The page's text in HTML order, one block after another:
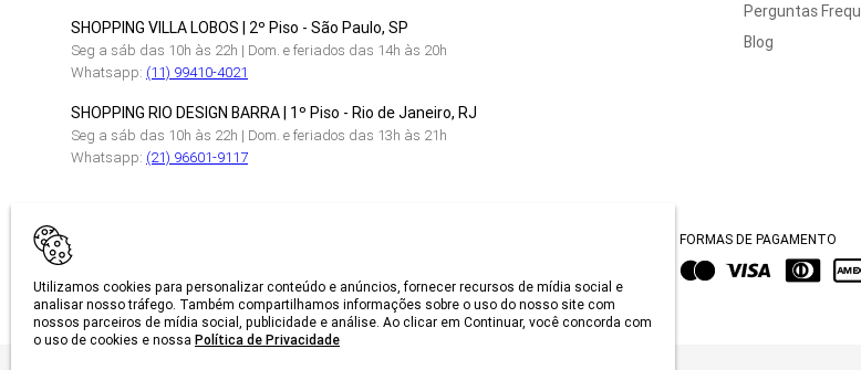
Utilizamos cookies para personalizar conteúdo e anúncios, fornecer recursos de mídia social e
analisar nosso tráfego. Também compartilhamos informações sobre o uso do nosso site com
nossos parceiros de mídia social, publicidade e análise. Ao clicar em Continuar, você concorda com
o uso de cookies e nossa Política de Privacidade
SHOPPING VILLA LOBOS | 2º Piso - São Paulo, SP
Seg a sáb das 10h às 22h | Dom. e feriados das 14h às 20h
Whatsapp: (11) 99410-4021
SHOPPING RIO DESIGN BARRA | 1º Piso - Rio de Janeiro, RJ
Seg a sáb das 10h às 22h | Dom. e feriados das 13h às 21h
Whatsapp: (21) 96601-9117
Perguntas
Blog
FORMAS DE PAGAMENTO